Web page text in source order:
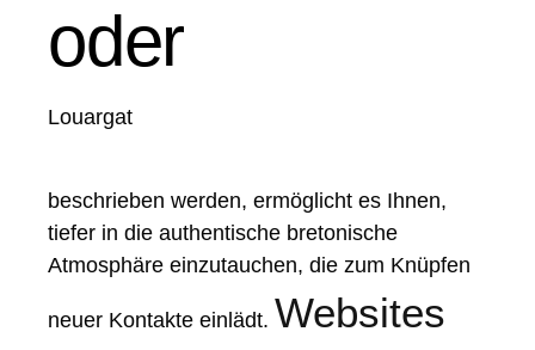
oder
Louargat
beschrieben werden, ermöglicht es Ihnen,
tiefer in die authentische bretonische
Atmosphäre einzutauchen, die zum Knüpfen
neuer Kontakte einlädt. Websites